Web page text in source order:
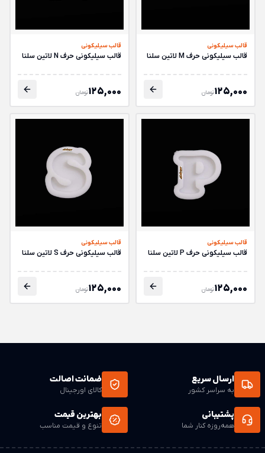
قالب سیلیکونی
قالب سیلیکونی حرف M لاتین سلنا
125,000تومان
قالب سیلیکونی
قالب سیلیکونی حرف N لاتین سلنا
125,000تومان
قالب سیلیکونی
قالب سیلیکونی حرف P لاتین سلنا
125,000تومان
قالب سیلیکونی
قالب سیلیکونی حرف S لاتین سلنا
125,000تومان
ارسال سریع
به سراسر کشور
ضمانت اصالت
کالای اورجینال
پشتیبانی
همه‌روزه کنار شما
بهترین قیمت
تنوع و قیمت مناسب